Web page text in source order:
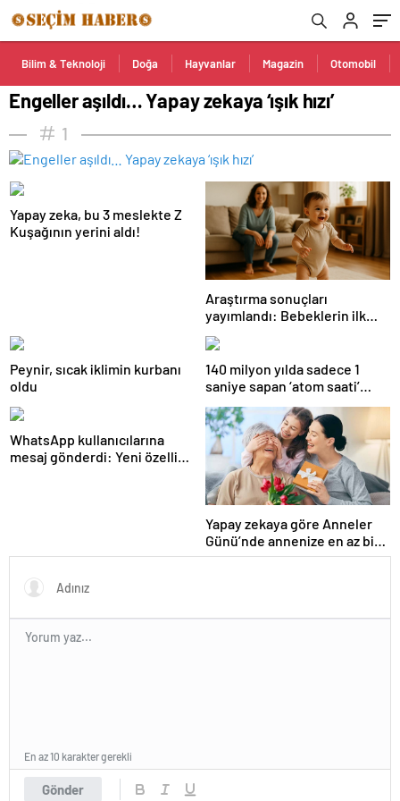
Bilim & Teknoloji Doğa Hayvanlar Magazin Otomobil
Engeller aşıldı… Yapay zekaya ‘ışık hızı’
1
Yapay zeka, bu 3 meslekte Z
Kuşağının yerini aldı!
Araştırma sonuçları
yayımlandı: Bebeklerin ilk
adımında genetik ve çevre
etkisi
Peynir, sıcak iklimin kurbanı
oldu
140 milyon yılda sadece 1
saniye sapan ‘atom saati’
geliştirildi
WhatsApp kullanıcılarına
mesaj gönderdi: Yeni özellik
Yapay zekaya göre Anneler
Günü’nde annenize en az bir
kez vermeniz gereken
Gönder
En az 10 karakter gerekli